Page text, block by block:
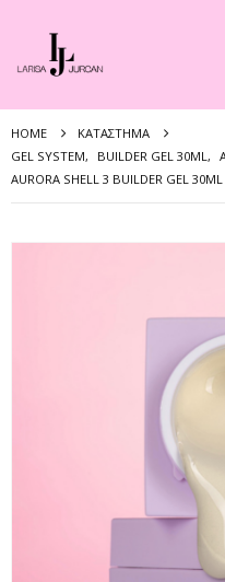
HOME
ΚΑΤΆΣΤΗΜΑ
GEL SYSTEM, BUILDER GEL 30ML,
AURORA SHELL 3 BUILDER GEL 30ML